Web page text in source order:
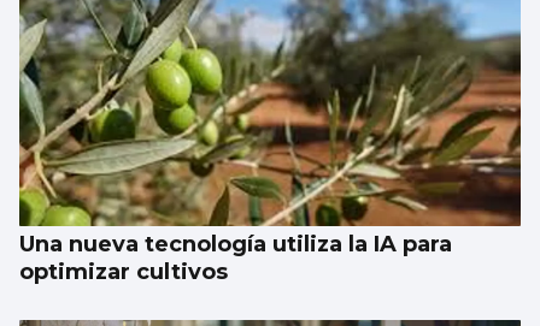
Una nueva tecnología utiliza la IA para
optimizar cultivos